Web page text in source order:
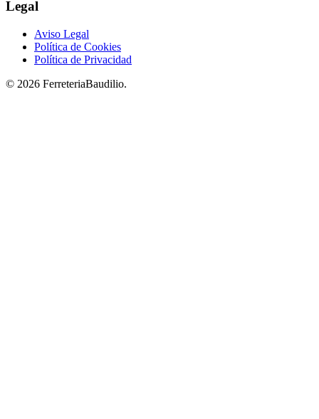
Legal
Aviso Legal
Política de Cookies
Política de Privacidad
© 2026 FerreteriaBaudilio.